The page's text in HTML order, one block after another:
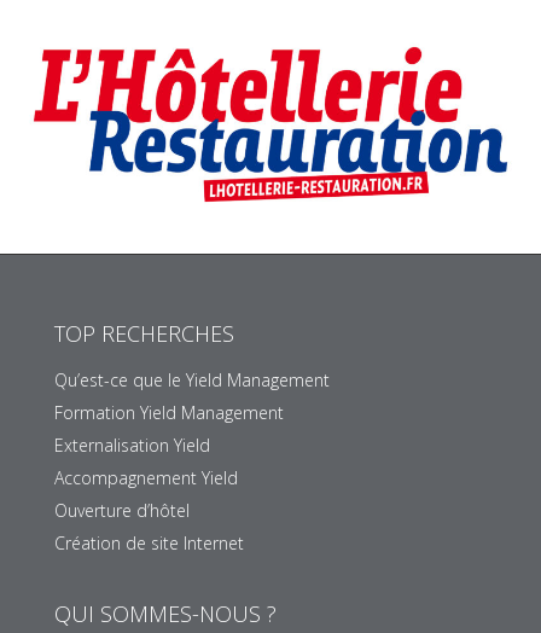
TOP RECHERCHES
Qu’est-ce que le Yield Management
Formation Yield Management
Externalisation Yield
Accompagnement Yield
Ouverture d’hôtel
Création de site Internet
QUI SOMMES-NOUS ?